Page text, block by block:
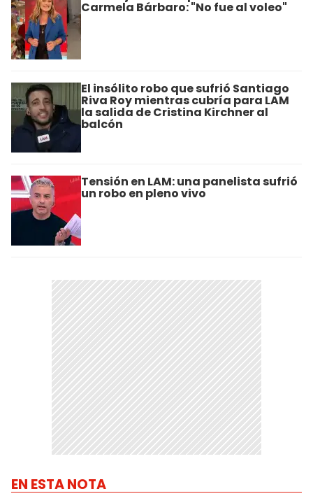
Carmela Bárbaro: "No fue al voleo"
El insólito robo que sufrió Santiago
Riva Roy mientras cubría para LAM
la salida de Cristina Kirchner al
balcón
Tensión en LAM: una panelista sufrió
un robo en pleno vivo
EN ESTA NOTA